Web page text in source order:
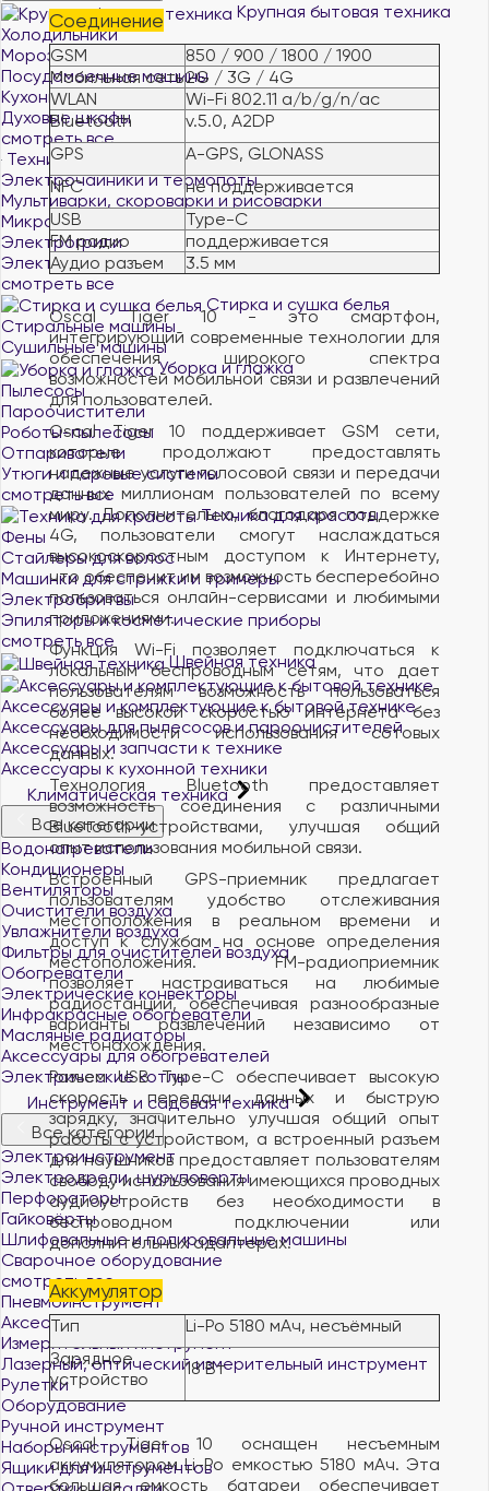
Крупная бытовая техника
Холодильники
Морозильные камеры и лари
Посудомоечные машины
Кухонные плиты
Духовые шкафы
смотреть все
Техника для кухни
Электрочайники и термопоты
Мультиварки, скороварки и рисоварки
Микроволновые печи
Электрогрили
Электропечи
смотреть все
Стирка и сушка белья
Стиральные машины
Сушильные машины
Уборка и глажка
Пылесосы
Пароочистители
Роботы-пылесосы
Отпариватели
Утюги и паровые системы
смотреть все
Техника для красоты
Фены
Стайлеры для волос
Машинки для стрижки и тримеры
Электробритвы
Эпиляторы и косметические приборы
смотреть все
Швейная техника
Аксессуары и комплектующие к бытовой технике
Аксессуары для пылесосов и пароочистителей
Аксессуары и запчасти к технике
Аксессуары к кухонной техники
Климатическая техника
Все категории
Водонагреватели
Кондиционеры
Вентиляторы
Очистители воздуха
Увлажнители воздуха
Фильтры для очистителей воздуха
Обогреватели
Электрические конвекторы
Инфракрасные обогреватели
Масляные радиаторы
Аксессуары для обогревателей
Электрические котлы
Инструмент и садовая техника
Все категории
Электроинструмент
Электродрели, шуруповерты
Перфораторы
Гайковёрты
Шлифовальные и полировальные машины
Сварочное оборудование
смотреть все
Пневмоинструмент
Аксессуары к пневмоинструменту
Измерительный инструмент
Лазерный, оптический измерительный инструмент
Рулетки
Оборудование
Ручной инструмент
Наборы инструментов
Ящики для инструментов
Соединение
GSM
850 / 900 / 1800 / 1900
Мобильная сеть2G / 3G / 4G
WLAN
Wi-Fi 802.11 a/b/g/n/ac
Bluetooth
v.5.0, A2DP
GPS
A-GPS, GLONASS
NFC
не поддерживается
USB
Type-C
FM радио
поддерживается
Аудио разъем
3.5 мм
Oscal Tiger 10 - это смартфон,
интегрирующий современные технологии для
обеспечения широкого спектра
возможностей мобильной связи и развлечений
для пользователей.
Oscal Tiger 10 поддерживает GSM сети,
которые продолжают предоставлять
надежные услуги голосовой связи и передачи
данных миллионам пользователей по всему
миру. Дополнительно, благодаря поддержке
4G, пользователи смогут наслаждаться
высокоскоростным доступом к Интернету,
что обеспечит им возможность бесперебойно
пользоваться онлайн-сервисами и любимыми
приложениями.
Функция Wi-Fi позволяет подключаться к
локальным беспроводным сетям, что дает
пользователям возможность пользоваться
более высокой скоростью Интернета без
необходимости использования сотовых
данных.
Технология Bluetooth предоставляет
возможность соединения с различными
Bluetooth-устройствами, улучшая общий
опыт использования мобильной связи.
Встроенный GPS-приемник предлагает
пользователям удобство отслеживания
местоположения в реальном времени и
доступ к службам на основе определения
местоположения. FM-радиоприемник
позволяет настраиваться на любимые
радиостанции, обеспечивая разнообразные
варианты развлечений независимо от
местонахождения.
Разъем USB Type-C обеспечивает высокую
скорость передачи данных и быструю
зарядку, значительно улучшая общий опыт
работы с устройством, а встроенный разъем
для наушников предоставляет пользователям
свободу использования имеющихся проводных
аудиоустройств без необходимости в
беспроводном подключении или
дополнительных адаптерах.
Аккумулятор
Тип
Li-Po 5180 мАч, несъёмный
Зарядное
устройство
18 Вт
Oscal Tiger 10 оснащен несъемным
аккумулятором Li-Po емкостью 5180 мАч. Эта
большая емкость батареи обеспечивает